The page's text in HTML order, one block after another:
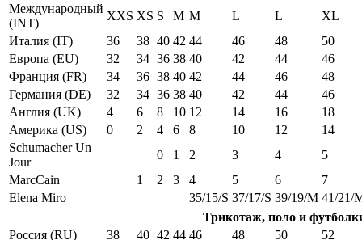
Международный
(INT)
XXS XS S M M L L
XL
Италия (IT)
36 38 40 42 44 46 48
50
Европа (EU)
32 34 36 38 40 42 44
46
Франция (FR)
34 36 38 40 42 44 46
48
Германия (DE)
32 34 36 38 40 42 44
46
Англия (UK)
4 6 8 10 12 14 16
18
Америка (US)
0 2 4 6 8 10 12
14
Schumacher Un
Jour
0 1 2 3 4
5
MarcCain
1 2 3 4 5 6
7
Elena Miro
35/15/S 37/17/S 39/19/M 41/21/
Трикотаж, поло и
Россия (RU)
38 40 42 44 46 48 50
52